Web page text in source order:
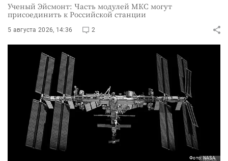
Ученый Эйсмонт: Часть модулей МКС могут
присоединить к Российской станции
5 августа 2026, 14:36 2
Фото: NASA